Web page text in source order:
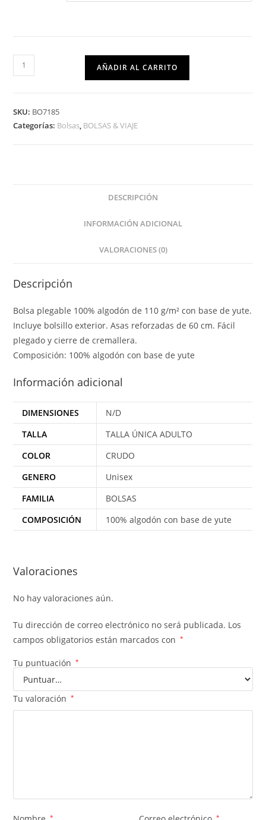
AÑADIR AL CARRITO
SKU: BO7185
Categorías: Bolsas, BOLSAS & VIAJE
DESCRIPCIÓN
INFORMACIÓN ADICIONAL
VALORACIONES (0)
Descripción
Bolsa plegable 100% algodón de 110 g/m² con base de yute.
Incluye bolsillo exterior. Asas reforzadas de 60 cm. Fácil
plegado y cierre de cremallera.
Composición: 100% algodón con base de yute
Información adicional
DIMENSIONES
N/D
TALLA
TALLA ÚNICA ADULTO
COLOR
CRUDO
GENERO
Unisex
FAMILIA
BOLSAS
COMPOSICIÓN
100% algodón con base de yute
Valoraciones
No hay valoraciones aún.
Tu dirección de correo electrónico no será publicada. Los
campos obligatorios están marcados con
*
Tu puntuación *
Tu valoración *
* *